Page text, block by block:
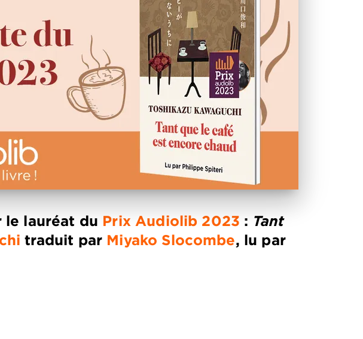
le lauréat du Prix Audiolib 2023 : Tant
traduit par Miyako Slocombe, lu par